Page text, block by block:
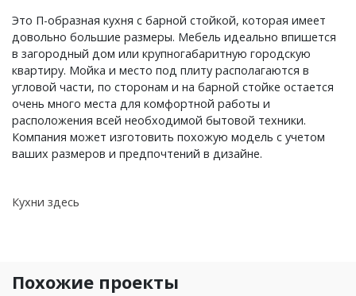
Это П-образная кухня с барной стойкой, которая имеет
довольно большие размеры. Мебель идеально впишется
в загородный дом или крупногабаритную городскую
квартиру. Мойка и место под плиту располагаются в
угловой части, по сторонам и на барной стойке остается
очень много места для комфортной работы и
расположения всей необходимой бытовой техники.
Компания может изготовить похожую модель с учетом
ваших размеров и предпочтений в дизайне.
Кухни здесь
Похожие проекты